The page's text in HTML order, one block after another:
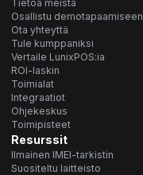
Tietoa meistä
Osallistu demotapaamiseen
Ota yhteyttä
Tule kumppaniksi
Vertaile LunixPOS:ia
ROI-laskin
Toimialat
Integraatiot
Ohjekeskus
Toimipisteet
Resurssit
Ilmainen IMEI-tarkistin
Suositeltu laitteisto